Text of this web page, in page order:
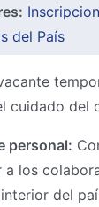
del País
cuidado del
personal:
a los
del